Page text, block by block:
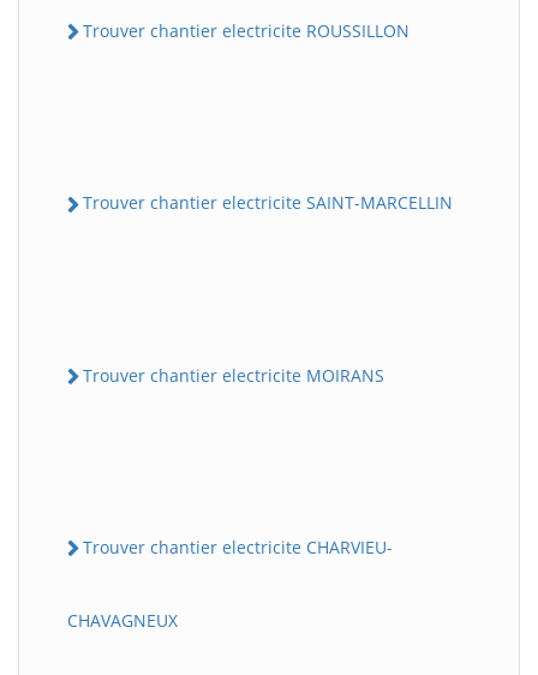
Trouver chantier electricite ROUSSILLON
Trouver chantier electricite SAINT-MARCELLIN
Trouver chantier electricite MOIRANS
Trouver chantier electricite CHARVIEU-
CHAVAGNEUX